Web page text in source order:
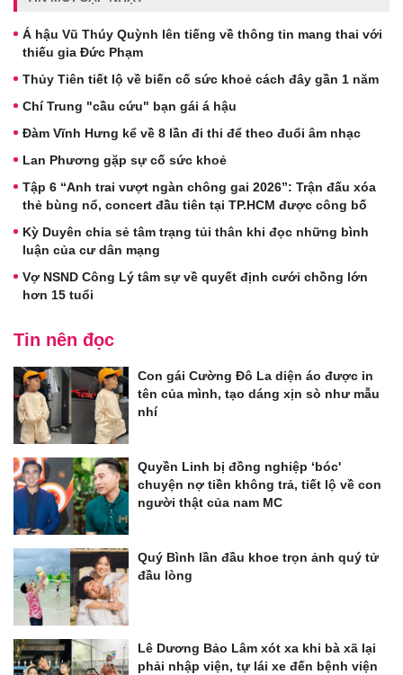
Á hậu Vũ Thúy Quỳnh lên tiếng về thông tin mang thai với
thiếu gia Đức Phạm
Thủy Tiên tiết lộ về biến cố sức khoẻ cách đây gần 1 năm
Chí Trung "cầu cứu" bạn gái á hậu
Đàm Vĩnh Hưng kể về 8 lần đi thi để theo đuổi âm nhạc
Lan Phương gặp sự cố sức khoẻ
Tập 6 “Anh trai vượt ngàn chông gai 2026”: Trận đấu xóa
thẻ bùng nổ, concert đầu tiên tại TP.HCM được công bố
Kỳ Duyên chia sẻ tâm trạng tủi thân khi đọc những bình
luận của cư dân mạng
Vợ NSND Công Lý tâm sự về quyết định cưới chồng lớn
hơn 15 tuổi
Tin nên đọc
Con gái Cường Đô La diện áo được in
tên của mình, tạo dáng xịn sò như mẫu
nhí
Quyền Linh bị đồng nghiệp ‘bóc'
chuyện nợ tiền không trả, tiết lộ về con
người thật của nam MC
Quý Bình lần đầu khoe trọn ảnh quý tử
đầu lòng
Lê Dương Bảo Lâm xót xa khi bà xã lại
phải nhập viện, tự lái xe đến bệnh viện